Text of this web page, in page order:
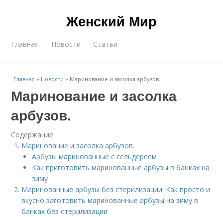
Женский Мир
Главная Новости Статьи
Главная » Новости » Маринование и засолка арбузов.
Маринование и засолка
арбузов.
Содержание
Маринование и засолка арбузов.
Арбузы маринованные с сельдереем
Как приготовить маринованные арбузы в банках на
зиму
Маринованные арбузы без стерилизации. Как просто и
вкусно заготовить маринованные арбузы на зиму в
банках без стерилизации